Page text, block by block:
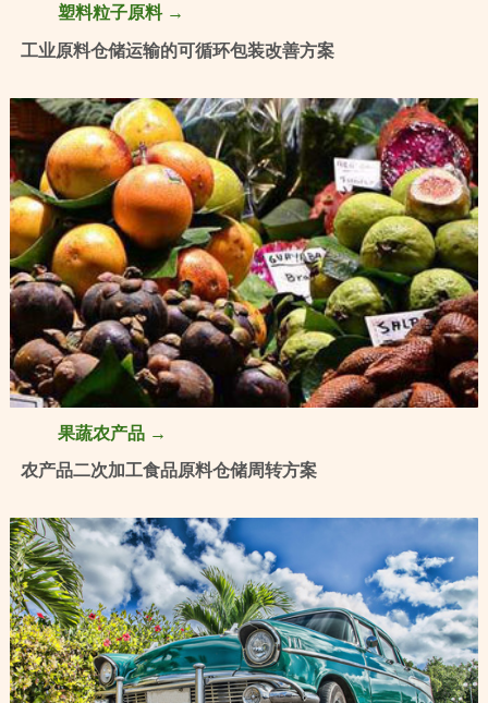
工业原料仓储运输的可循环包装改善方案
塑料粒子原料 →
农产品二次加工食品原料仓储周转方案
果蔬农产品 →